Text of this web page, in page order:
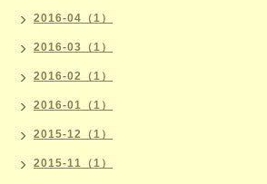
2016-04（1）
2016-03（1）
2016-02（1）
2016-01（1）
2015-12（1）
2015-11（1）